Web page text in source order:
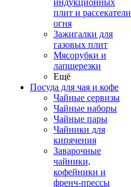
индукционных
плит и рассекатели
огня
Зажигалки для
газовых плит
Мясорубки и
лапшерезки
Ещё
Посуда для чая и кофе
Чайные сервизы
Чайные наборы
Чайные пары
Чайники для
кипячения
Заварочные
чайники,
кофейники и
френч-прессы